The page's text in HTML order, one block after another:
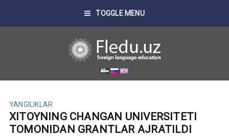
TOGGLE MENU
YANGILIKLAR
XITOYNING CHANGAN UNIVERSITETI
TOMONIDAN GRANTLAR AJRATILDI